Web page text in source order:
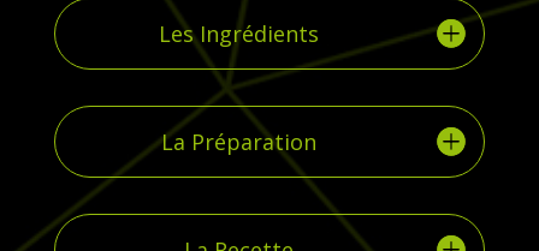
Les Ingrédients
La Préparation